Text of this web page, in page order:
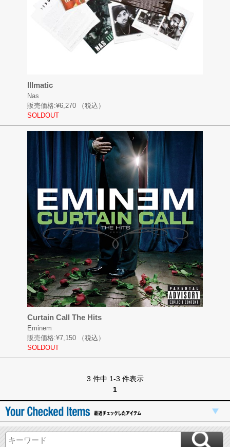
Illmatic
Nas
販売価格:¥6,270
（税込）
SOLDOUT
Curtain Call The Hits
Eminem
販売価格:¥7,150
（税込）
SOLDOUT
3 件中 1-3 件表示
1